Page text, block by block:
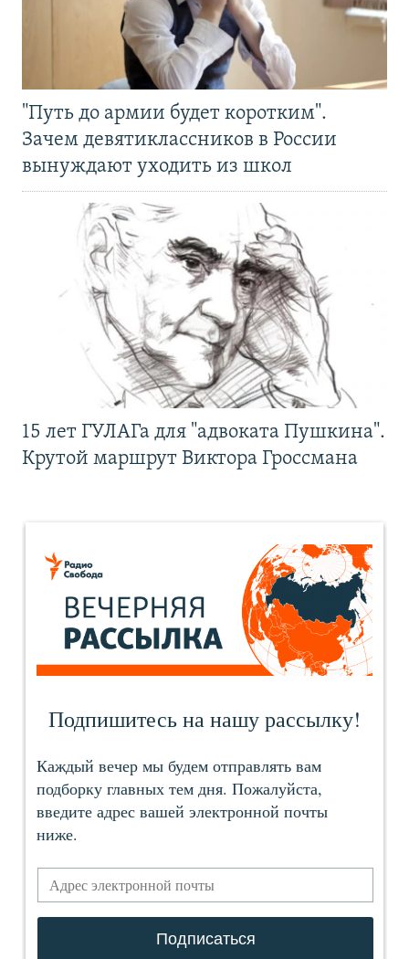
"Путь до армии будет коротким".
Зачем девятиклассников в России
вынуждают уходить из школ
15 лет ГУЛАГа для "адвоката Пушкина".
Крутой маршрут Виктора Гроссмана